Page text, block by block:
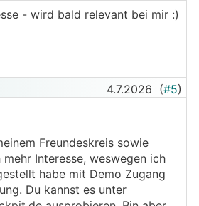
- wird bald relevant bei mir :)
4.7.2026 (#5)
Freundeskreis sowie
Interesse, weswegen ich
habe mit Demo Zugang
Du kannst es unter